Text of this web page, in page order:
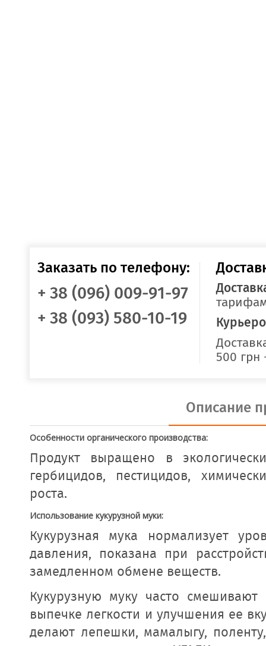
Заказать по телефону:
+ 38 (096) 009-91-97
+ 38 (093) 580-10-19
500
Описание
Особенности органического производства:
Продукт выращено в
гербицидов, пестицидов,
роста.
Использование кукурузной муки:
Кукурузная мука нормализует
давления, показана при
замедленном обмене веществ.
Кукурузную муку часто
выпечке легкости и улучшения ее
делают лепешки, мамалыгу,